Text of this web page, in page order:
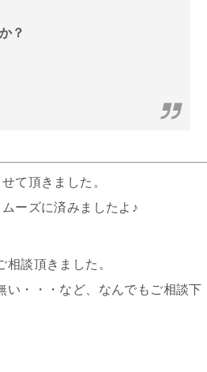
？
て頂きました。
ーズに済みましたよ♪
談頂きました。
い・・・など、なんでもご相談下